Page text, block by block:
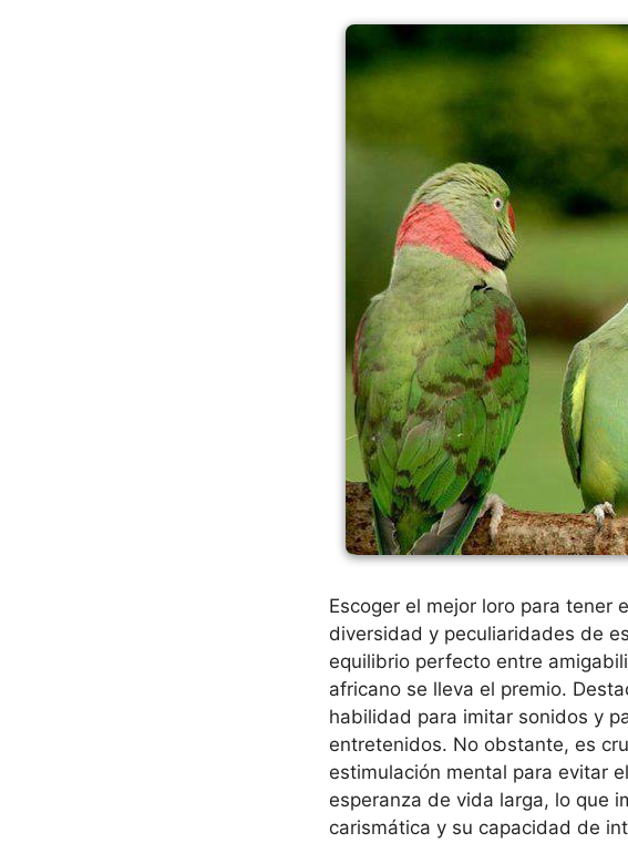
Escoger el mejor loro para tener
diversidad y peculiaridades de
equilibrio perfecto entre
africano se lleva el premio.
habilidad para imitar sonidos y
entretenidos. No obstante, es
estimulación mental para evitar
esperanza de vida larga, lo que
carismática y su capacidad de